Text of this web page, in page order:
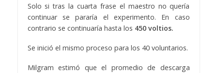
Solo si tras la cuarta frase el maestro no quería
continuar se pararía el experimento. En caso
contrario se continuaría hasta los 450 voltios.
Se inició el mismo proceso para los 40 voluntarios.
Milgram estimó que el promedio de descarga